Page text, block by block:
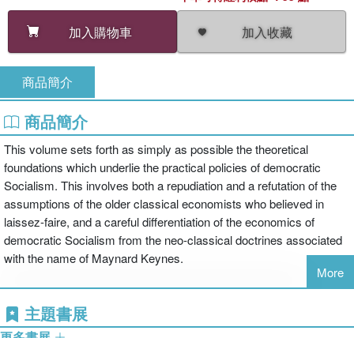
加入購物車 加入收藏
商品簡介
商品簡介
This volume sets forth as simply as possible the theoretical
foundations which underlie the practical policies of democratic
Socialism. This involves both a repudiation and a refutation of the
assumptions of the older classical economists who believed in
laissez-faire, and a careful differentiation of the economics of
democratic Socialism from the neo-classical doctrines associated
with the name of Maynard Keynes.
More
主題書展